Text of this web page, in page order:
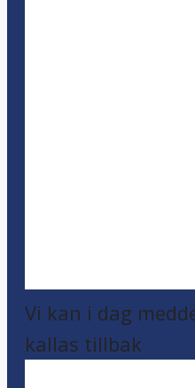
Vi kan i dag
kallas tillbak